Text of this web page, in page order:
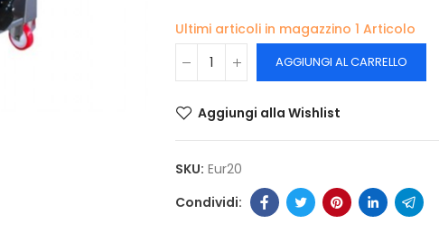
Ultimi articoli in magazzino 1 Articolo
AGGIUNGI AL CARRELLO
Aggiungi alla Wishlist
SKU: Eur20